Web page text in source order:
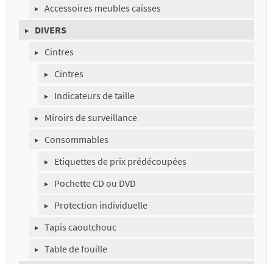
Accessoires meubles caisses
DIVERS
Cintres
Cintres
Indicateurs de taille
Miroirs de surveillance
Consommables
Etiquettes de prix prédécoupées
Pochette CD ou DVD
Protection individuelle
Tapis caoutchouc
Table de fouille